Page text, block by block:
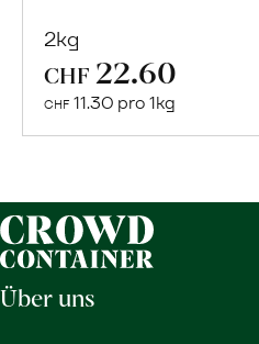
2kg
CHF 22.60
CHF 11.30 pro 1kg
ohne
Über uns